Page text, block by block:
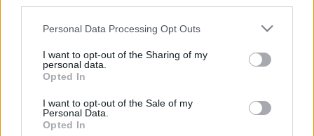
rechazar tal procesamiento. Puede cambiar sus preferencias
a este sitio y haciendo clic en el botón "Privacidad" en la
parte inferior de la página web.
Please note that this website/app uses one or more Google
services and may gather and store information including but
not limited to your visit or usage behaviour. You may click to
Personal Data Processing Opt Outs
I want to opt-out of the Sharing of my
personal data.
Opted In
I want to opt-out of the Sale of my
Personal Data.
Opted In
reforzar la prevención frente al
estrés térmico y reclama más
inspecciones ante el aumento del
06/08/2026